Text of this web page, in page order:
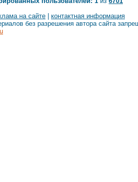
на сайте
контактная информация
без разрешения автора сайта